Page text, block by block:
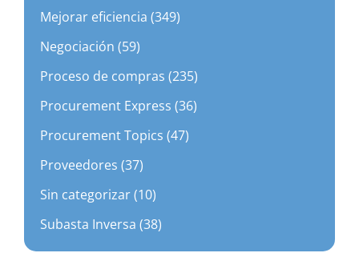
Mejorar eficiencia (349)
Negociación (59)
Proceso de compras (235)
Procurement Express (36)
Procurement Topics (47)
Proveedores (37)
Sin categorizar (10)
Subasta Inversa (38)